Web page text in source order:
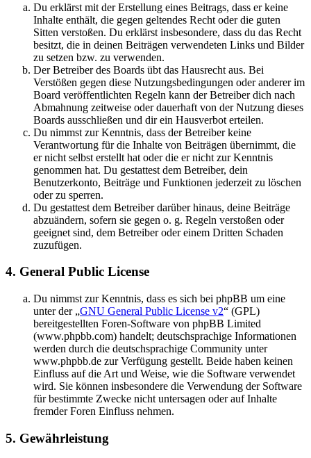
Du erklärst mit der Erstellung eines Beitrags, dass er keine
Inhalte enthält, die gegen geltendes Recht oder die guten
Sitten verstoßen. Du erklärst insbesondere, dass du das Recht
besitzt, die in deinen Beiträgen verwendeten Links und Bilder
zu setzen bzw. zu verwenden.
Der Betreiber des Boards übt das Hausrecht aus. Bei
Verstößen gegen diese Nutzungsbedingungen oder anderer im
Board veröffentlichten Regeln kann der Betreiber dich nach
Abmahnung zeitweise oder dauerhaft von der Nutzung dieses
Boards ausschließen und dir ein Hausverbot erteilen.
Du nimmst zur Kenntnis, dass der Betreiber keine
Verantwortung für die Inhalte von Beiträgen übernimmt, die
er nicht selbst erstellt hat oder die er nicht zur Kenntnis
genommen hat. Du gestattest dem Betreiber, dein
Benutzerkonto, Beiträge und Funktionen jederzeit zu löschen
oder zu sperren.
Du gestattest dem Betreiber darüber hinaus, deine Beiträge
abzuändern, sofern sie gegen o. g. Regeln verstoßen oder
geeignet sind, dem Betreiber oder einem Dritten Schaden
zuzufügen.
4. General Public License
Du nimmst zur Kenntnis, dass es sich bei phpBB um eine
unter der „GNU General Public License v2“ (GPL)
bereitgestellten Foren-Software von phpBB Limited
(www.phpbb.com) handelt; deutschsprachige Informationen
werden durch die deutschsprachige Community unter
www.phpbb.de zur Verfügung gestellt. Beide haben keinen
Einfluss auf die Art und Weise, wie die Software verwendet
wird. Sie können insbesondere die Verwendung der Software
für bestimmte Zwecke nicht untersagen oder auf Inhalte
fremder Foren Einfluss nehmen.
5. Gewährleistung